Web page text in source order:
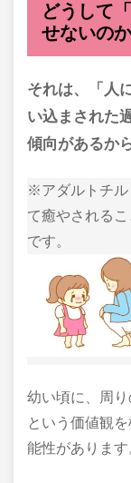
どうして
せないの
それは、「人
い込まされた
傾向があるか
※アダルトチル
て癒やされる
です。
幼い頃に、周
という価値観
能性があります